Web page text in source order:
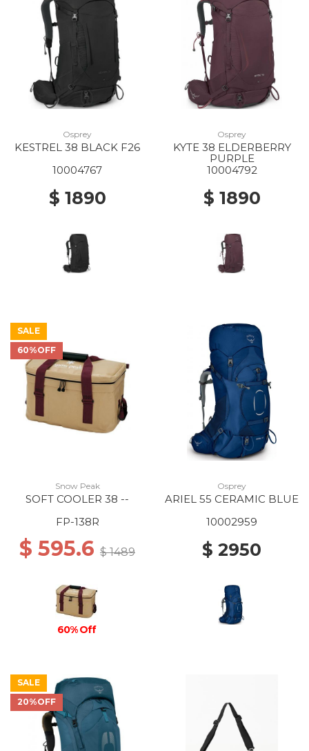
Osprey
KESTREL 38 BLACK F26
10004767
$ 1890
Osprey
KYTE 38 ELDERBERRY
PURPLE
10004792
$ 1890
SALE
60%OFF
Snow Peak
SOFT COOLER 38 --
FP-138R
$ 595.6 $ 1489
60% Off
Osprey
ARIEL 55 CERAMIC BLUE
10002959
$ 2950
SALE
20%OFF